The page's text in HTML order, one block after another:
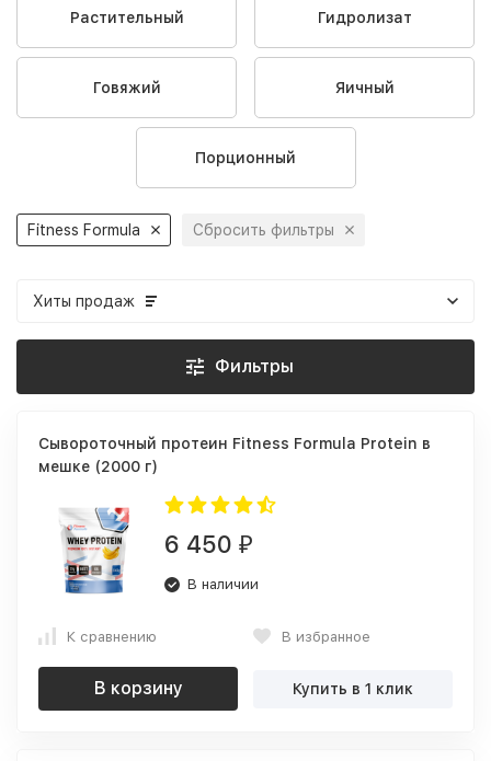
Растительный Гидролизат
Говяжий Яичный
Порционный
Fitness Formula Сбросить фильтры
Хиты продаж
Фильтры
Сывороточный протеин Fitness Formula Protein в
мешке (2000 г)
6 450 ₽
В наличии
К сравнению В избранное
В корзину Купить в 1 клик